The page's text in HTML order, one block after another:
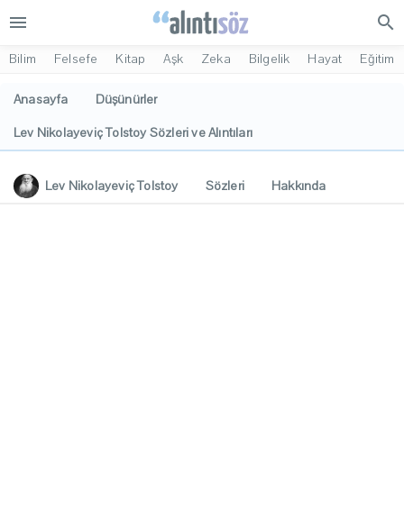
menu search
Bilim Felsefe Kitap Aşk Zeka Bilgelik Hayat Eğitim
Anasayfa
Düşünürler
Lev Nikolayeviç Tolstoy Sözleri ve Alıntıları
Lev Nikolayeviç Tolstoy Sözleri
Hakkında